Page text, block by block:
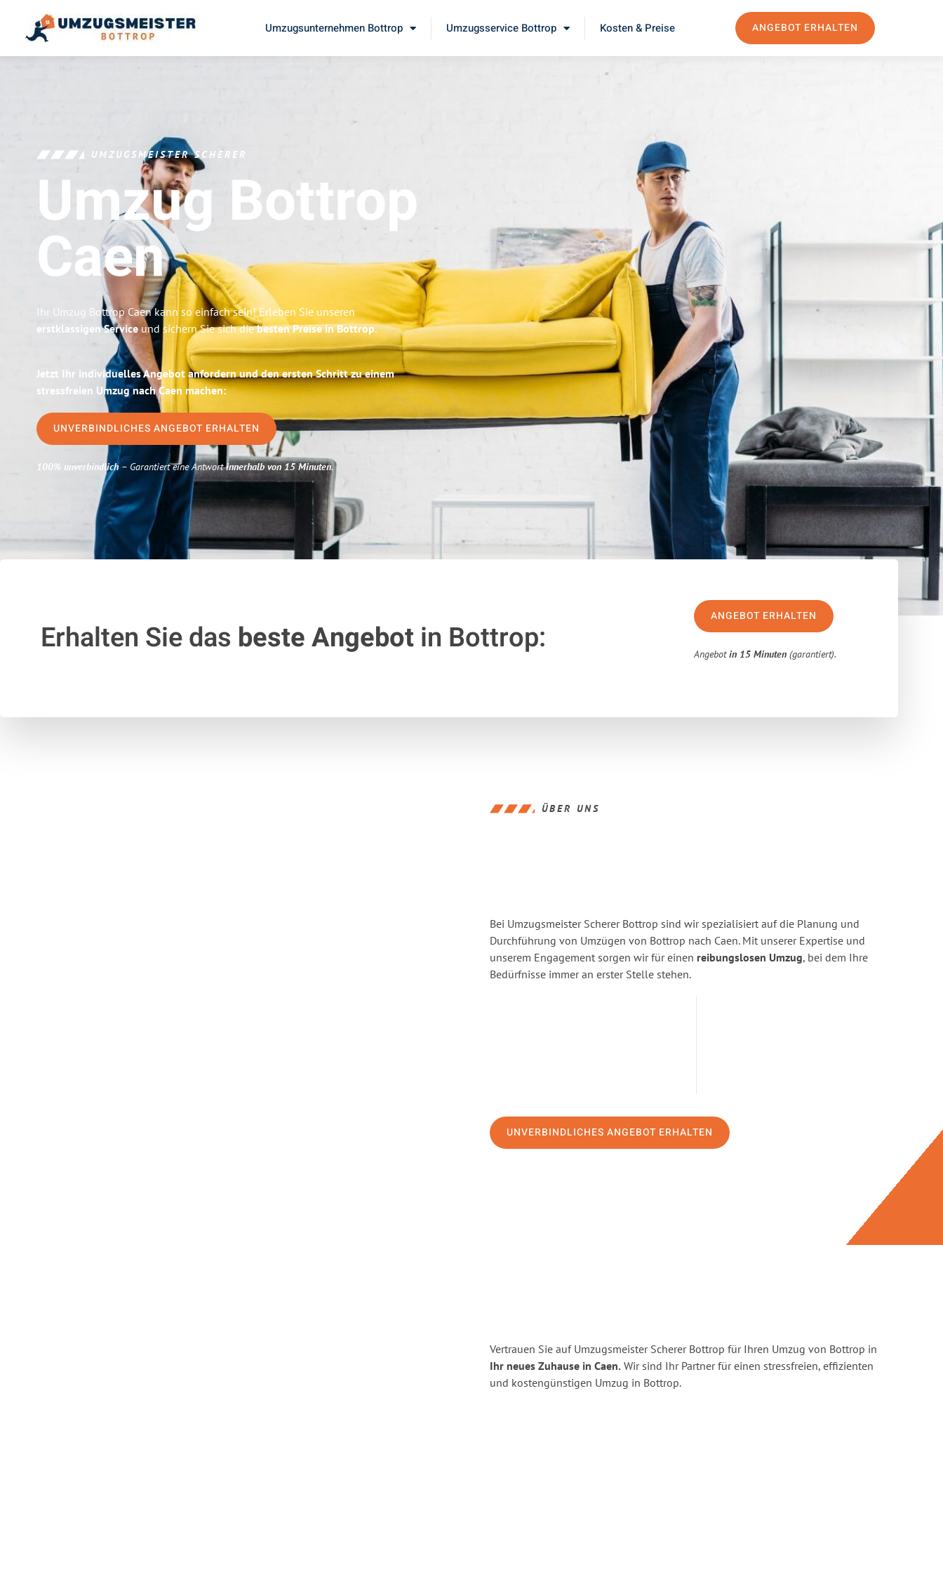
Umzugsunternehmen Bottrop Umzugsservice Bottrop Kosten & Preise ANGEBOT ERHALTEN
UMZUGSMEISTER SCHERER
Umzug Bottrop
Caen
Ihr Umzug Bottrop Caen kann so einfach sein! Erleben Sie unseren
erstklassigen Service und sichern Sie sich diebesten Preise in Bottrop.
Jetzt Ihr individuelles Angebot anfordern und den ersten Schritt zu einem
stressfreien Umzug nach Caen machen:
UNVERBINDLICHES ANGEBOT ERHALTEN
100% unverbindlich– Garantiert eine Antwortinnerhalb von 15 Minuten.
Erhalten Sie das beste Angebotin Bottrop:
ANGEBOT ERHALTEN
Angebotin 15 Minuten (garantiert).
ÜBER UNS
Bei Umzugsmeister Scherer Bottrop sind wir spezialisiert auf die Planung und
Durchführung von Umzügen von Bottrop nach Caen. Mit unserer Expertise und
unserem Engagement sorgen wir für einen reibungslosen Umzug, bei dem Ihre
Bedürfnisse immer an erster Stelle stehen.
UNVERBINDLICHES ANGEBOT ERHALTEN
Vertrauen Sie auf Umzugsmeister Scherer Bottrop für Ihren Umzug von Bottrop in
Ihr neues Zuhause in Caen. Wir sind Ihr Partner für einen stressfreien, effizienten
und kostengünstigen Umzug in Bottrop.